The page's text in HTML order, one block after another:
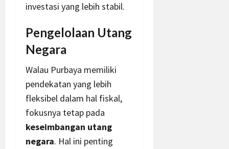
investasi yang lebih stabil.
Pengelolaan Utang
Negara
Walau Purbaya memiliki
pendekatan yang lebih
fleksibel dalam hal fiskal,
fokusnya tetap pada
keseimbangan utang
negara. Hal ini penting